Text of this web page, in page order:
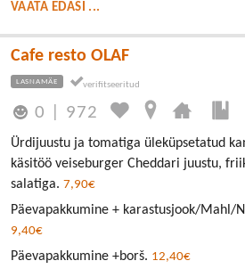
VAATA EDASI ...
Cafe resto OLAF
LASNAMÄE
0 972
Ürdijuustu ja tomatiga üleküpsetatud
käsitöö veiseburger Cheddari juustu,
salatiga. 7,90€
Päevapakkumine + karastusjook/Mahl/
9,40€
Päevapakkumine +borš. 12,40€